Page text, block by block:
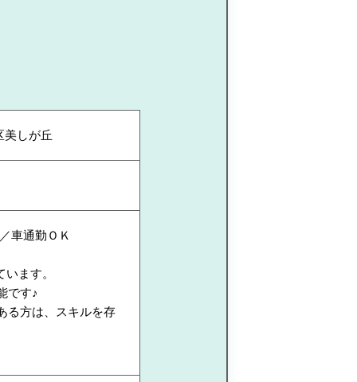
美しが丘
車通勤ＯＫ
ます。
です♪
る方は、スキルを存